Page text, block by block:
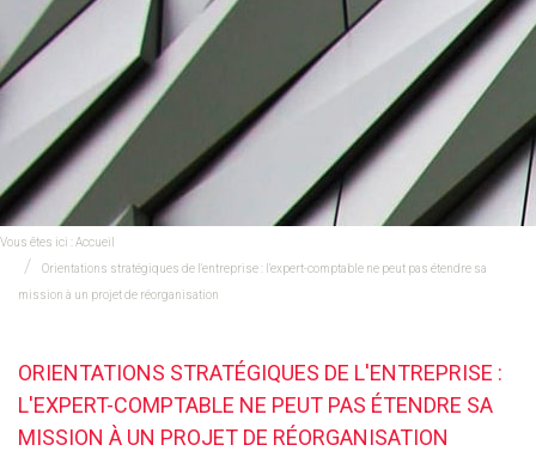
Vous êtes ici :Accueil
Orientations stratégiques de l'entreprise : l'expert-comptable ne peut pas étendre sa
mission à un projet de réorganisation
ORIENTATIONS STRATÉGIQUES DE L'ENTREPRISE :
L'EXPERT-COMPTABLE NE PEUT PAS ÉTENDRE SA
MISSION À UN PROJET DE RÉORGANISATION